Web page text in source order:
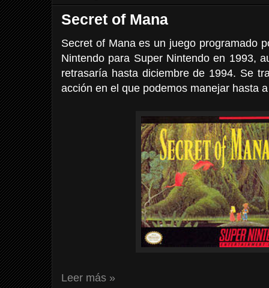
Secret of Mana
Secret of Mana es un juego programado
Nintendo para Super Nintendo en 1993,
retrasaría hasta diciembre de 1994. Se
acción en el que podemos manejar hasta
Leer más »